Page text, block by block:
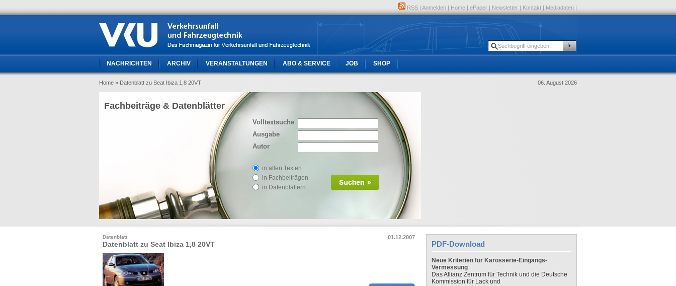
RSS | Anmelden | Home | ePaper | Newsletter | Kontakt | Mediadaten |
NACHRICHTEN ARCHIV VERANSTALTUNGEN ABO & SERVICE JOB SHOP
Home » Datenblatt zu Seat Ibiza 1,8 20VT 06. August 2026
Volltextsuche
Ausgabe
Autor
in allen Texten
in Fachbeiträgen
in Datenblättern
Fachbeiträge & Datenblätter
01.12.2007
Datenblatt
Datenblatt zu Seat Ibiza 1,8 20VT PDF-Download
Neue Kriterien für Karosserie-Eingangs-
Vermessung
Das Allianz Zentrum für Technik und die Deutsche
Kommission für Lack und